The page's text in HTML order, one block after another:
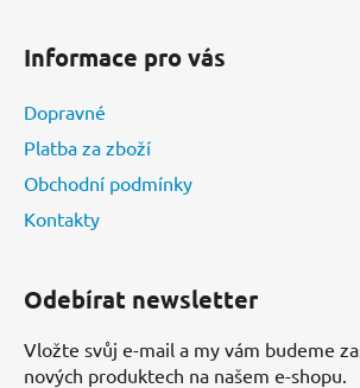
Informace pro vás
Dopravné
Platba za zboží
Obchodní podmínky
Kontakty
Odebírat newsletter
Vložte svůj e-mail a my vám budeme
nových produktech na našem e-shopu.